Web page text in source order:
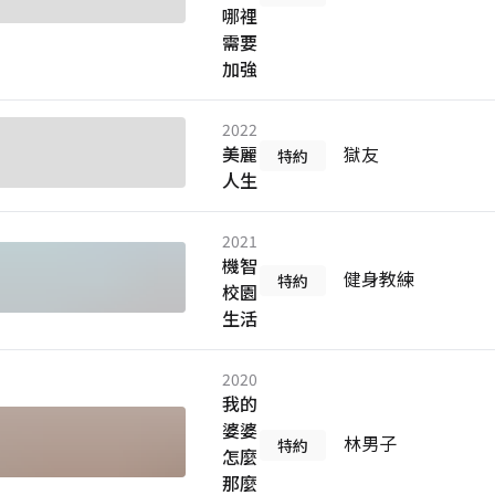
哪裡
需要
加強
2022
美麗
人生
特約 獄友
2021
機智
校園
生活
特約 健身教練
2020
我的
婆婆
怎麼
那麼
特約 林男子